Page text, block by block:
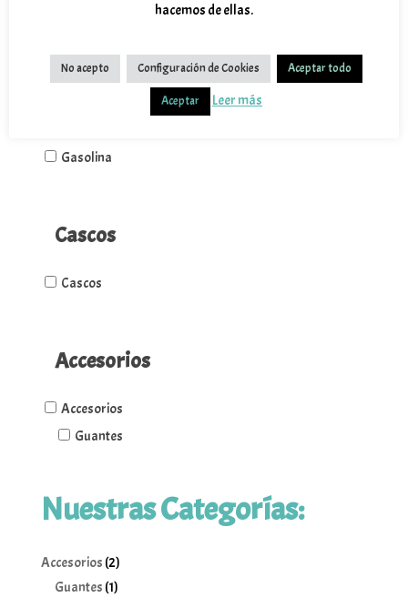
Motor
Gasolina
Cascos
Cascos
Accesorios
Accesorios
Guantes
Nuestras Categorías:
Accesorios 22
productos
Guantes 11
hacemos de ellas.
No acepto Configuración de Cookies Aceptar todo
Aceptar Leer más